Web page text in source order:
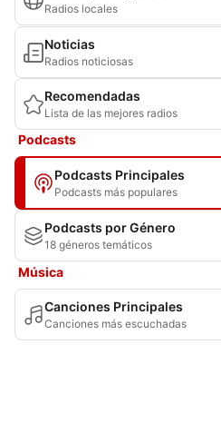
Radios locales
Noticias
Radios noticiosas
Recomendadas
Lista de las mejores radios
Podcasts
Podcasts Principales
Podcasts más populares
Podcasts por Género
18 géneros temáticos
Música
Canciones Principales
Canciones más escuchadas